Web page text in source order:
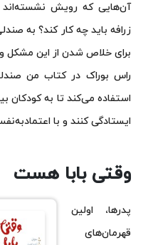
آن‌هایی که رویش
زرافه باید چه کار کند؟ به
برای خلاص شدن از این مشکل
راس بوراک در کتاب من
استفاده می‌کند تا به کودکان
ایستادگی کنند و با
وقتی بابا هست
پدرها، اولین
قهرمان‌های